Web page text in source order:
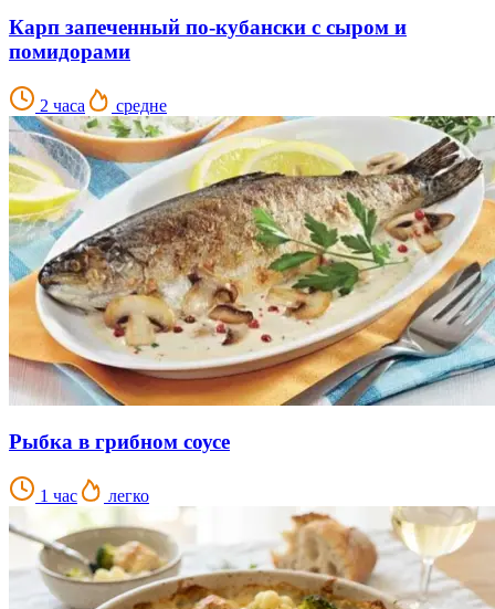
Карп запеченный по-кубански с сыром и
помидорами
2 часа средне
Рыбка в грибном соусе
1 час легко